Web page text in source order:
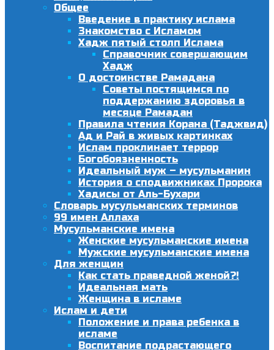
Общее
Введение в практику ислама
Знакомство с Исламом
Хадж пятый столп Ислама
Справочник совершающим
Хадж
О достоинстве Рамадана
Советы постящимся по
поддержанию здоровья в
месяце Рамадан
Правила чтения Корана (Таджвид)
Ад и Рай в живых картинках
Ислам проклинает террор
Богобоязненность
Идеальный муж – мусульманин
История о сподвижниках Пророка
Хадисы от Аль-Бухари
Словарь мусульманских терминов
99 имен Аллаха
Мусульманские имена
Женские мусульманские имена
Мужские мусульманские имена
Для женщин
Как стать праведной женой?!
Идеальная мать
Женщина в исламе
Ислам и дети
Положение и права ребенка в
исламе
Воспитание подрастающего